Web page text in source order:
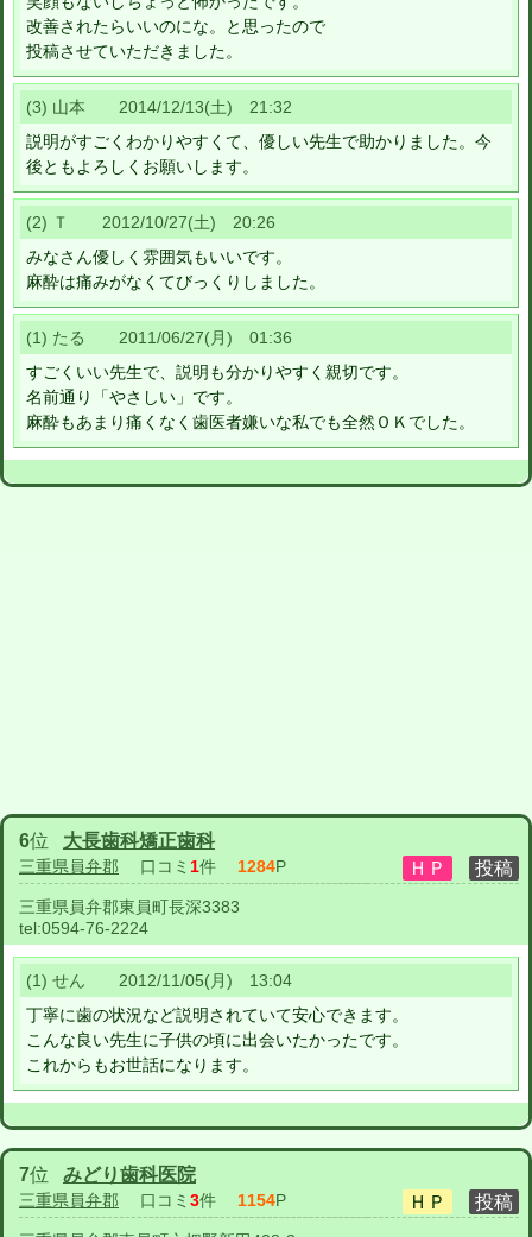
改善されたらいいのにな。と思ったので
投稿させていただきました。
(3) 山本 2014/12/13(土) 21:32
説明がすごくわかりやすくて、優しい先生で助かりました。今
後ともよろしくお願いします。
(2) Ｔ 2012/10/27(土) 20:26
みなさん優しく雰囲気もいいです。
麻酔は痛みがなくてびっくりしました。
(1) たる 2011/06/27(月) 01:36
すごくいい先生で、説明も分かりやすく親切です。
名前通り「やさしい」です。
麻酔もあまり痛くなく歯医者嫌いな私でも全然ＯＫでした。
6位 大長歯科矯正歯科
三重県員弁郡 口コミ 1件 1284P
三重県員弁郡東員町長深3383
tel:0594-76-2224
(1) せん 2012/11/05(月) 13:04
丁寧に歯の状況など説明されていて安心できます。
こんな良い先生に子供の頃に出会いたかったです。
これからもお世話になります。
7位 みどり歯科医院
三重県員弁郡 口コミ 3件 1154P